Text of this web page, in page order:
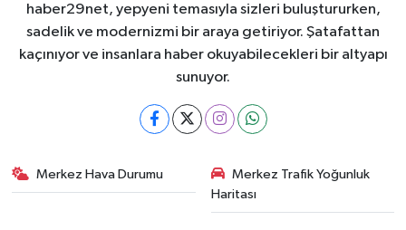
haber29net, yepyeni temasıyla sizleri buluştururken,
sadelik ve modernizmi bir araya getiriyor. Şatafattan
kaçınıyor ve insanlara haber okuyabilecekleri bir altyapı
sunuyor.
Merkez Hava Durumu
Merkez Trafik Yoğunluk
Haritası